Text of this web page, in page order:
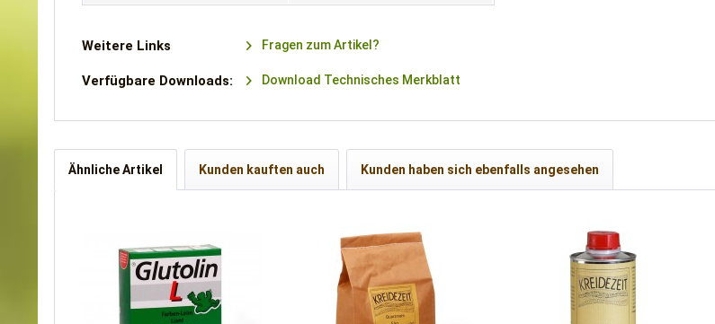
Weitere Links Fragen zum Artikel?
Verfügbare Downloads: Download Technisches Merkblatt
Ähnliche Artikel Kunden kauften auch Kunden haben sich ebenfalls angesehen